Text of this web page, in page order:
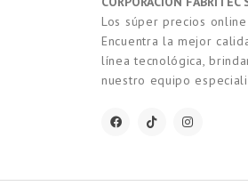
Los súper precios
Encuentra la mejor
línea tecnológica,
nuestro equipo